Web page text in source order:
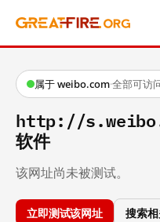
属于 weibo.com·全部可访
http://
软件
该网址尚未被测试。
立即测试该网址 搜索